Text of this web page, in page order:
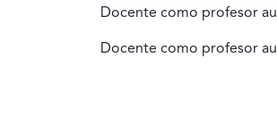
Docente como profesor
Docente como profesor